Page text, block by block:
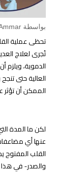
بواسطة
تحظى عملية
تُجرى لعلاج
الدموية، ويلزم
العالية حتى
الممكن أن تؤثر
لكن ما المدة
عنها أي
القلب المفتوح
والصدر- في